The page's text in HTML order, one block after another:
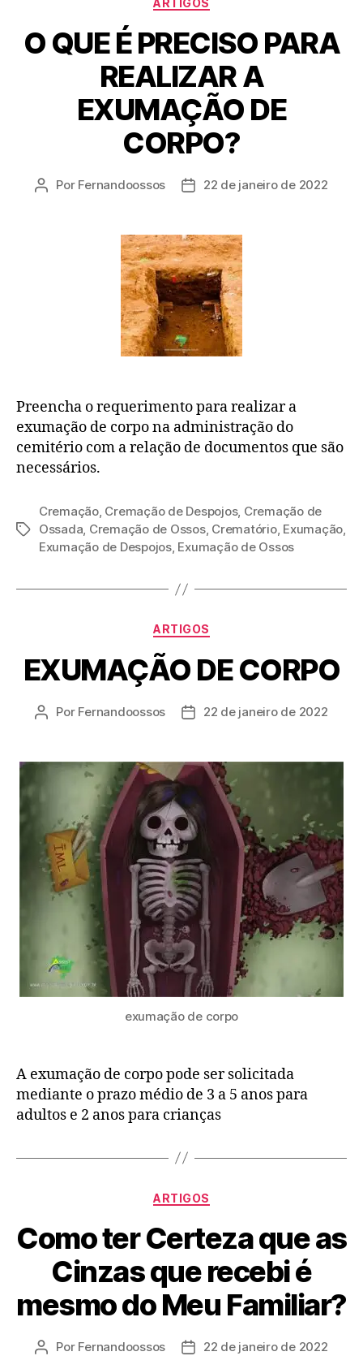
ARTIGOS
O QUE É PRECISO PARA
REALIZAR A
EXUMAÇÃO DE
CORPO?
Por Fernandoossos 22 de janeiro de 2022
Preencha o requerimento para realizar a
exumação de corpo na administração do
cemitério com a relação de documentos que são
necessários.
Cremação, Cremação de Despojos, Cremação de
Ossada, Cremação de Ossos, Crematório, Exumação,
Exumação de Despojos, Exumação de Ossos
ARTIGOS
EXUMAÇÃO DE CORPO
Por Fernandoossos 22 de janeiro de 2022
exumação de corpo
A exumação de corpo pode ser solicitada
mediante o prazo médio de 3 a 5 anos para
adultos e 2 anos para crianças
ARTIGOS
Como ter Certeza que as
Cinzas que recebi é
mesmo do Meu Familiar?
Por Fernandoossos 22 de janeiro de 2022